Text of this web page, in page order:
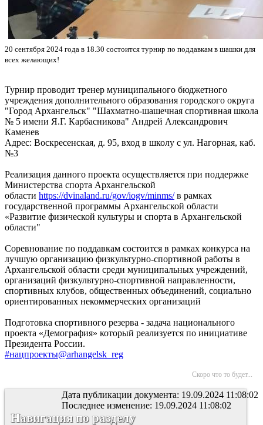
20 сентября 2024 года в 18.30 состоится турнир по поддавкам в шашки для
всех желающих!
Турнир проводит тренер муниципального бюджетного
учреждения дополнительного образования городского округа
"Город Архангельск" "Шахматно-шашечная спортивная школа
№ 5 имени Я.Г. Карбасникова" Андрей Александрович
Каменев
Адрес: Воскресенская, д. 95, вход в школу с ул. Нагорная, каб.
№3
Реализация данного проекта осуществляется при поддержке
Министерства спорта Архангельской
области https://dvinaland.ru/gov/iogv/minms/в рамках
государственной программы Архангельской области
«Развитие физической культуры и спорта в Архангельской
области"
Соревнование по поддавкам состоится в рамках конкурса на
лучшую организацию физкультурно-спортивной работы в
Архангельской области среди муниципальных учреждений,
организаций физкультурно-спортивной направленности,
спортивных клубов, общественных объединений, социально
ориентированных некоммерческих организаций
Подготовка спортивного резерва - задача национального
проекта «Демография» который реализуется по инициативе
Президента России.
#нацпроекты@arhangelsk_reg
Скоро что то будет...
Дата публикации документа: 19.09.2024 11:08:02
Последнее изменение: 19.09.2024 11:08:02
Навигация по разделу